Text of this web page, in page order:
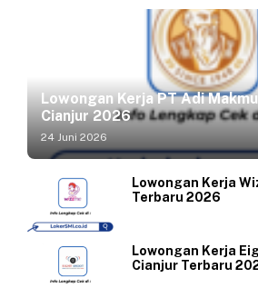
Lowongan Kerja PT Adi
Cianjur 2026
24 Juni 2026
Lowongan Kerja
Terbaru 2026
Lowongan Kerja
Cianjur Terbaru